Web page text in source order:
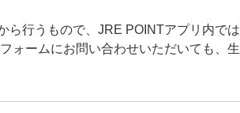
ら行うもので、JRE POINTアプリ内では
ォームにお問い合わせいただいても、